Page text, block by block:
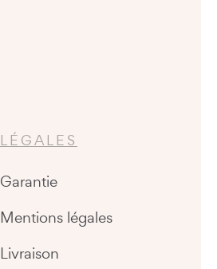
LÉGALES
Garantie
Mentions légales
Livraison